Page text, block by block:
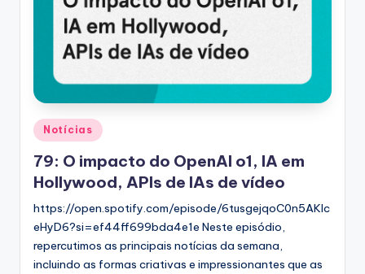
Posted
in
Notícias
79: O impacto do OpenAI o1, IA em
Hollywood, APIs de IAs de vídeo
https://open.spotify.com/episode/6tusgejqoC0n5AKIc
eHyD6?si=ef44ff699bda4e1e Neste episódio,
repercutimos as principais notícias da semana,
incluindo as formas criativas e impressionantes que as